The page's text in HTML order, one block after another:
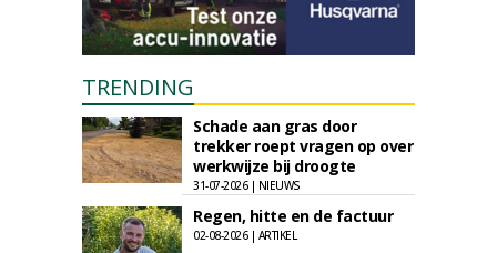
TRENDING
Schade aan gras door
trekker roept vragen op over
werkwijze bij droogte
31-07-2026 | NIEUWS
Regen, hitte en de factuur
02-08-2026 | ARTIKEL